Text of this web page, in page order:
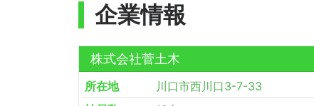
企業情報
株式会社菅土木
所在地
川口市西川口3-7-33